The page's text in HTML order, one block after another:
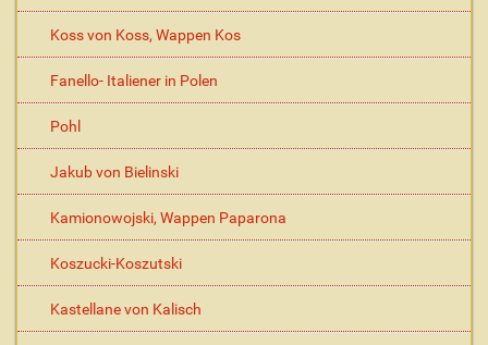
Koss von Koss, Wappen Kos
Fanello- Italiener in Polen
Pohl
Jakub von Bielinski
Kamionowojski, Wappen Paparona
Koszucki-Koszutski
Kastellane von Kalisch